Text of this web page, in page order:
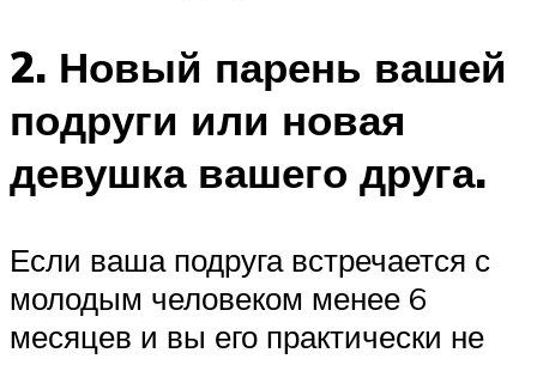
2. Новый парень вашей
подруги или новая
девушка вашего друга.
Если ваша подруга встречается с
молодым человеком менее 6
месяцев и вы его практически не